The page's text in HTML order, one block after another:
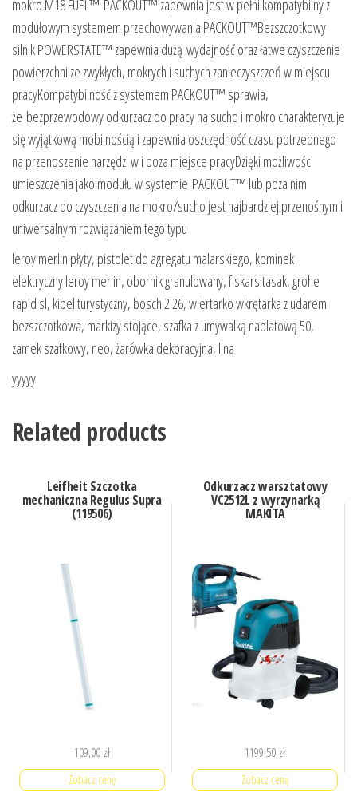
mokro M18 FUEL™ PACKOUT™ zapewnia jest w pełni kompatybilny z
modułowym systemem przechowywania PACKOUT™Bezszczotkowy
silnik POWERSTATE™ zapewnia dużą wydajność oraz łatwe czyszczenie
powierzchni ze zwykłych, mokrych i suchych zanieczyszczeń w miejscu
pracyKompatybilność z systemem PACKOUT™ sprawia,
że bezprzewodowy odkurzacz do pracy na sucho i mokro charakteryzuje
się wyjątkową mobilnością i zapewnia oszczędność czasu potrzebnego
na przenoszenie narzędzi w i poza miejsce pracyDzięki możliwości
umieszczenia jako modułu w systemie PACKOUT™ lub poza nim
odkurzacz do czyszczenia na mokro/sucho jest najbardziej przenośnym i
uniwersalnym rozwiązaniem tego typu
leroy merlin płyty, pistolet do agregatu malarskiego, kominek
elektryczny leroy merlin, obornik granulowany, fiskars tasak, grohe
rapid sl, kibel turystyczny, bosch 2 26, wiertarko wkrętarka z udarem
bezszczotkowa, markizy stojące, szafka z umywalką nablatową 50,
zamek szafkowy, neo, żarówka dekoracyjna, lina
yyyyy
Related products
Leifheit Szczotka
mechaniczna Regulus Supra
(119506)
109,00 zł
Zobacz cenę
Odkurzacz warsztatowy
VC2512L z wyrzynarką
MAKITA
1199,50 zł
Zobacz cenę